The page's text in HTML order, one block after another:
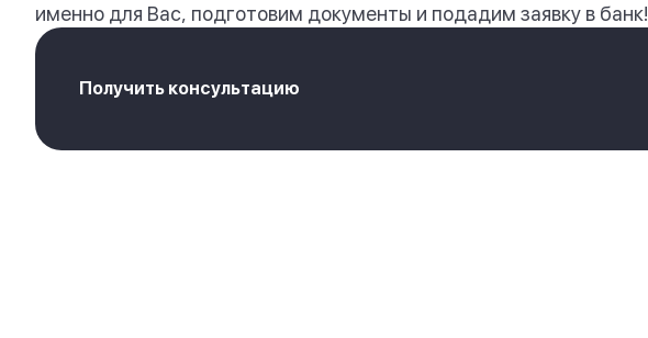
именно для Вас, подготовим документы и подадим заявку в банк!
Получить консультацию